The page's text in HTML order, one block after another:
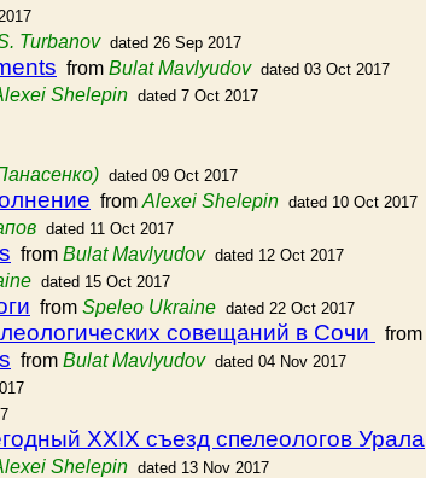
Turbanov dated 26 Sep 2017
from Bulat Mavlyudov dated 03 Oct 2017
Shelepin dated 7 Oct 2017
dated 09 Oct 2017
from Alexei Shelepin dated 10 Oct 2017
dated 11 Oct 2017
from Bulat Mavlyudov dated 12 Oct 2017
dated 15 Oct 2017
from Speleo Ukraine dated 22 Oct 2017
совещаний в Сочи from
from Bulat Mavlyudov dated 04 Nov 2017
ХXIX съезд спелеологов Урала
Shelepin dated 13 Nov 2017